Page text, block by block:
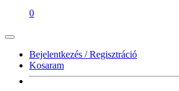
0
Bejelentkezés / Regisztráció
Kosaram